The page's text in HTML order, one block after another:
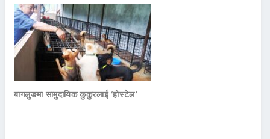
बागलुङमा सामुदायिक कुकुरलाई ‘होस्टेल’